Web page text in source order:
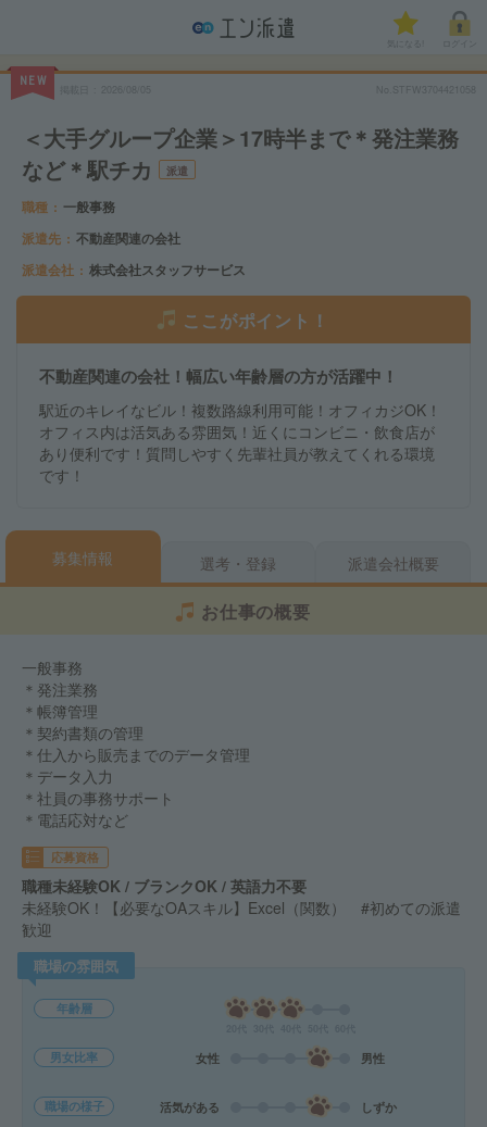
気になる!
NEW
2026/08/05 No.STFW3704421058
＜大手グループ企業＞17時半まで＊発注業務
など＊駅チカ
派遣
職種
一般事務
派遣先
不動産関連の会社
派遣会社
株式会社スタッフサービス
ここがポイント！
不動産関連の会社！幅広い年齢層の方が活躍中！
駅近のキレイなビル！複数路線利用可能！オフィカジOK！
オフィス内は活気ある雰囲気！近くにコンビニ・飲食店が
あり便利です！質問しやすく先輩社員が教えてくれる環境
です！
募集情報 選考・登録 派遣会社概要
お仕事の概要
一般事務
＊発注業務
＊帳簿管理
＊契約書類の管理
＊仕入から販売までのデータ管理
＊データ入力
＊社員の事務サポート
＊電話応対など
応募資格
職種未経験OK / ブランクOK / 英語力不要
未経験OK！【必要なOAスキル】Excel（関数） #初めての派遣
歓迎
職場の雰囲気
年齢層
男女比率 女性 男性
職場の様子 活気がある しずか